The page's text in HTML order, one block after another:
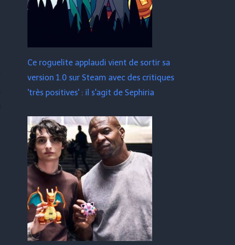
Ce roguelite applaudi vient de sortir sa
version 1.0 sur Steam avec des critiques
'très positives' : il s'agit de Sephiria